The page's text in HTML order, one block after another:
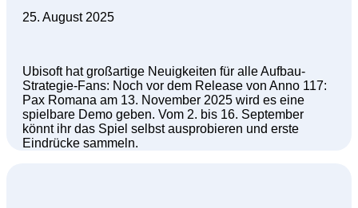
25. August 2025
Ubisoft hat großartige Neuigkeiten für alle Aufbau-
Strategie-Fans: Noch vor dem Release von Anno 117:
Pax Romana am 13. November 2025 wird es eine
spielbare Demo geben. Vom 2. bis 16. September
könnt ihr das Spiel selbst ausprobieren und erste
Eindrücke sammeln.